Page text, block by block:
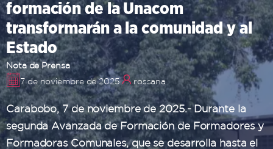
formación de la Unacom
transformarán a la comunidad y al
Estado
Nota de Prensa
7 de noviembre de 2025
rossana
Carabobo, 7 de noviembre de 2025.- Durante la
segunda Avanzada de Formación de Formadores y
Formadoras Comunales, que se desarrolla hasta el